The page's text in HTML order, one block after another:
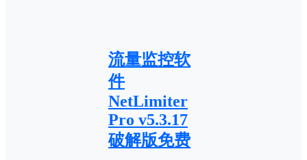
流量监控软
件
NetLimiter
Pro v5.3.17
破解版免费